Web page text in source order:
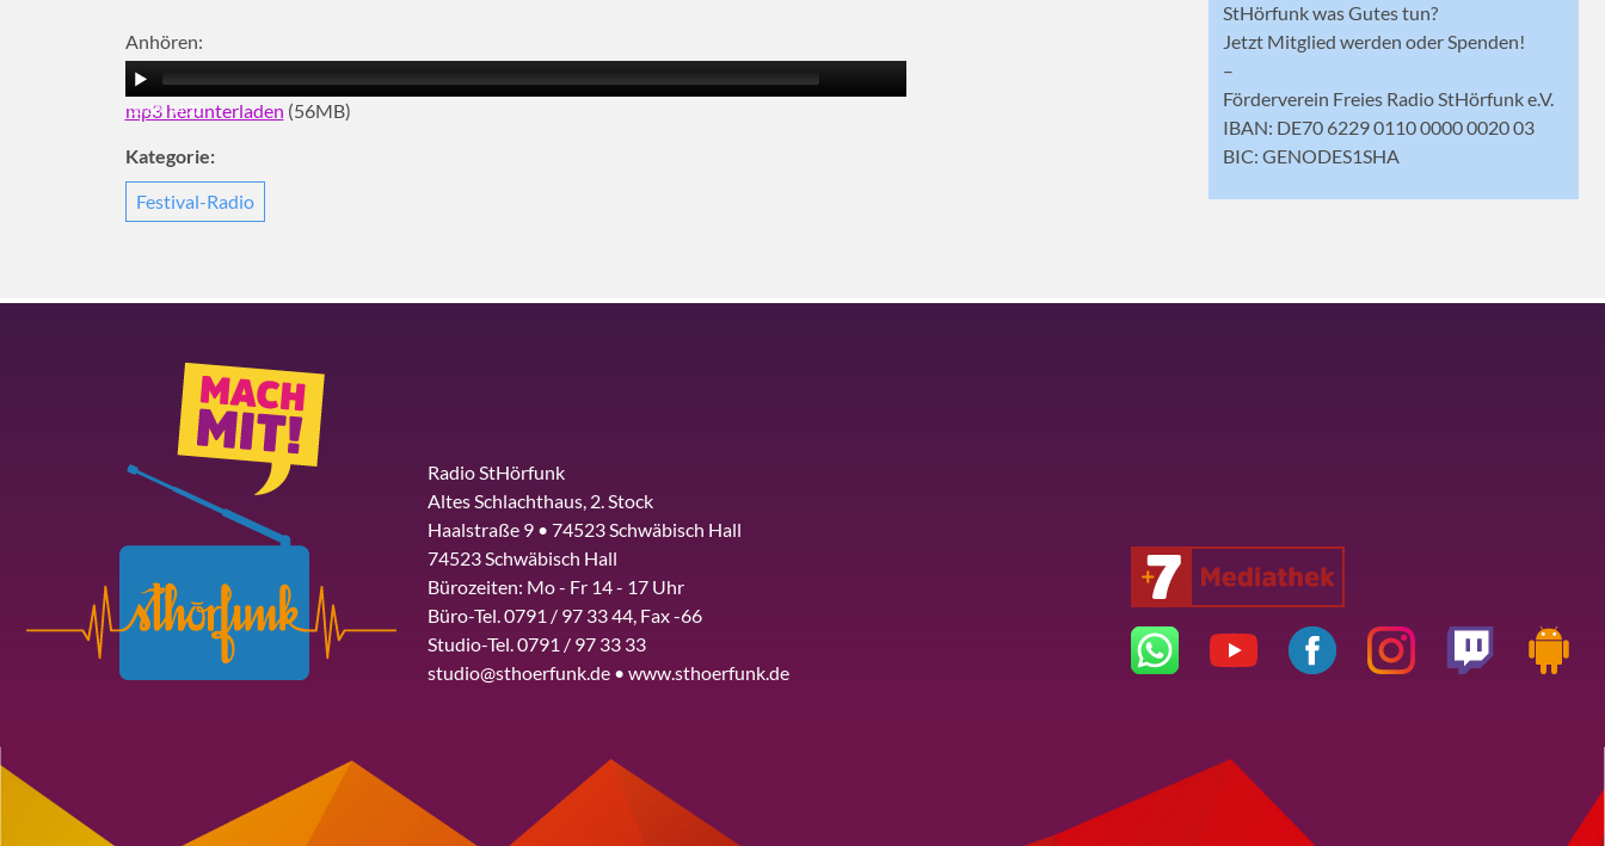
Anhören:
00:00 44:22
mp3 herunterladen (56MB)
Kategorie:
Festival-Radio
StHörfunk was Gutes tun?
Jetzt Mitglied werden oder Spenden!
–
Förderverein Freies Radio StHörfunk e.V.
IBAN: DE70 6229 0110 0000 0020 03
BIC: GENODES1SHA
Radio StHörfunk
Altes Schlachthaus, 2. Stock
Haalstraße 9 • 74523 Schwäbisch Hall
74523 Schwäbisch Hall
Bürozeiten: Mo - Fr 14 - 17 Uhr
Büro-Tel. 0791 / 97 33 44, Fax -66
Studio-Tel. 0791 / 97 33 33
studio@sthoerfunk.de • www.sthoerfunk.de